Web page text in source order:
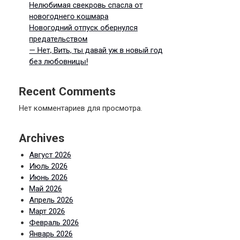
Нелюбимая свекровь спасла от
новогоднего кошмара
Новогодний отпуск обернулся
предательством
— Нет, Вить, ты давай уж в новый год
без любовницы!
Recent Comments
Нет комментариев для просмотра.
Archives
Август 2026
Июль 2026
Июнь 2026
Май 2026
Апрель 2026
Март 2026
Февраль 2026
Январь 2026